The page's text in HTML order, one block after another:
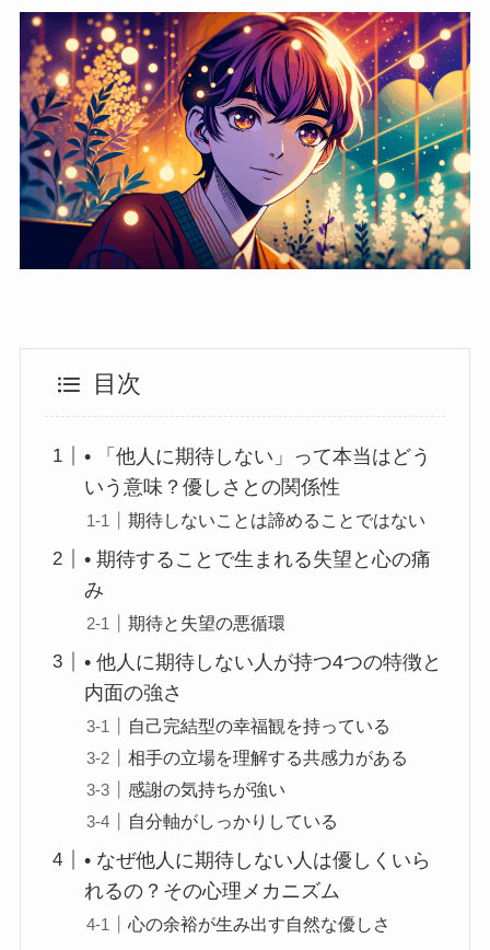
目次
• 「他人に期待しない」って本当はどう
いう意味？優しさとの関係性
期待しないことは諦めることではない
• 期待することで生まれる失望と心の痛
み
期待と失望の悪循環
• 他人に期待しない人が持つ4つの特徴と
内面の強さ
自己完結型の幸福観を持っている
相手の立場を理解する共感力がある
感謝の気持ちが強い
自分軸がしっかりしている
• なぜ他人に期待しない人は優しくいら
れるの？その心理メカニズム
心の余裕が生み出す自然な優しさ